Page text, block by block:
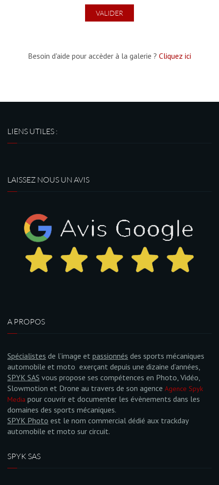
Besoin d'aide pour accèder à la galerie ? Cliquez ici
LIENS UTILES :
LAISSEZ NOUS UN AVIS
A PROPOS
Spécialistes de l’image et passionnés des sports mécaniques
automobile et moto exerçant depuis une dizaine d’années,
SPYK SAS vous propose ses compétences en Photo, Vidéo,
Slowmotion et Drone au travers de son agence Agence Spyk
Media pour couvrir et documenter les évènements dans les
domaines des sports mécaniques.
SPYK Photo est le nom commercial dédié aux trackday
automobile et moto sur circuit.
SPYK SAS